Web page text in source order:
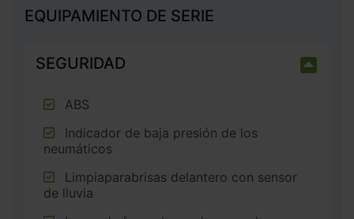
EQUIPAMIENTO DE SERIE
SEGURIDAD
ABS
neumáticos
de lluvia